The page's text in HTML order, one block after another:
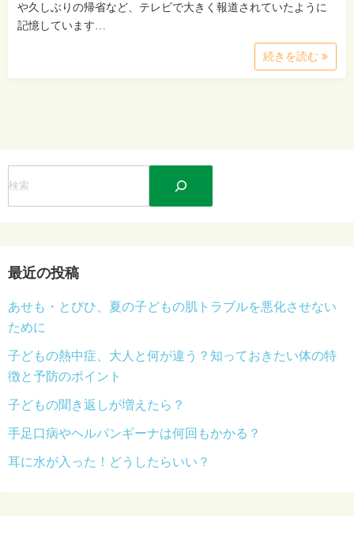
や久しぶりの帰省など、テレビで大きく報道されていたように
記憶しています…
続きを読む
索
最近の投稿
あせも・とびひ、夏の子どもの肌トラブルを悪化させない
ために
子どもの熱中症、大人と何が違う？知っておきたい体の特
徴と予防のポイント
子どもの聞き返しが増えたら？
手足口病やヘルパンギーナは何回もかかる？
耳に水が入った！どうしたらいい？